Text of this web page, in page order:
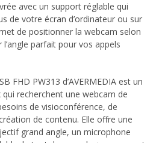
avec un support réglable qui
de votre écran d’ordinateur ou sur
de positionner la webcam selon
parfait pour vos appels
FHD PW313 d’AVERMEDIA est un
recherchent une webcam de
de visioconférence, de
de contenu. Elle offre une
grand angle, un microphone